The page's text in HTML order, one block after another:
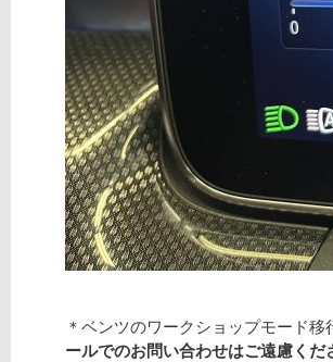
＊ベンツのワークショップモード
ールでのお問い合わせはご遠慮くだ